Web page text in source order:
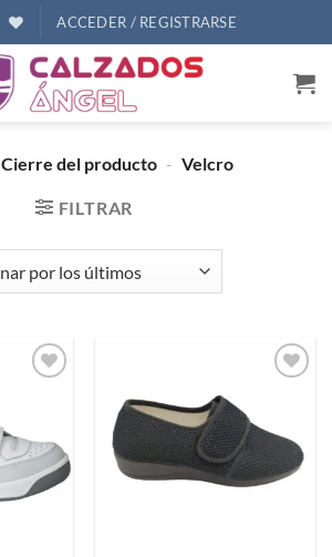
ACCEDER / REGISTRARSE
Cierre del producto - Velcro
FILTRAR